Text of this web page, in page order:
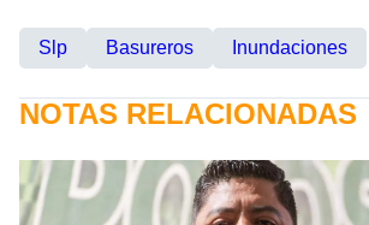
Slp Basureros Inundaciones
NOTAS RELACIONADAS